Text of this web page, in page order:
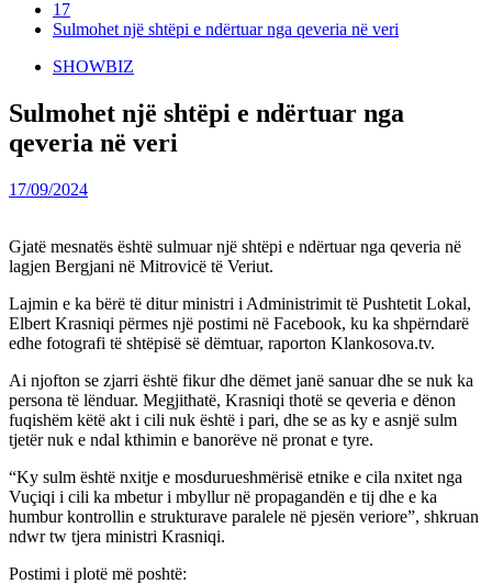
17
Sulmohet një shtëpi e ndërtuar nga qeveria në veri
SHOWBIZ
Sulmohet një shtëpi e ndërtuar nga
qeveria në veri
17/09/2024
Gjatë mesnatës është sulmuar një shtëpi e ndërtuar nga qeveria në
lagjen Bergjani në Mitrovicë të Veriut.
Lajmin e ka bërë të ditur ministri i Administrimit të Pushtetit Lokal,
Elbert Krasniqi përmes një postimi në Facebook, ku ka shpërndarë
edhe fotografi të shtëpisë së dëmtuar, raporton Klankosova.tv.
Ai njofton se zjarri është fikur dhe dëmet janë sanuar dhe se nuk ka
persona të lënduar. Megjithatë, Krasniqi thotë se qeveria e dënon
fuqishëm këtë akt i cili nuk është i pari, dhe se as ky e asnjë sulm
tjetër nuk e ndal kthimin e banorëve në pronat e tyre.
“Ky sulm është nxitje e mosdurueshmërisë etnike e cila nxitet nga
Vuçiqi i cili ka mbetur i mbyllur në propagandën e tij dhe e ka
humbur kontrollin e strukturave paralele në pjesën veriore”, shkruan
ndwr tw tjera ministri Krasniqi.
Postimi i plotë më poshtë: